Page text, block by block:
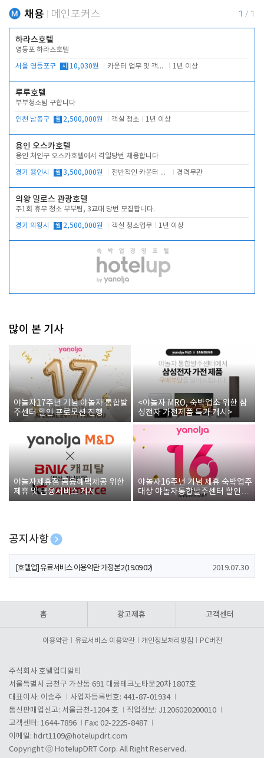
채용 메인포커스 1 / 1
하라스호텔
영등포 하라스호텔
서울 영등포구 시 10,030원 카운터 업무 및 객실관리(청소상태 확인, 객실판매) 1년 이상
루루호텔
부부청소팀 구합니다
인천 남동구 월 2,500,000원 객실 청소 1년 이상
용인 오스카호텔
용인 처인구 오스카호텔에서 격일당번 채용합니다
경기 용인시 월 3,500,000원 전반적인 카운터 업무 경력무관
의왕 밀로스 관광호텔
주1회 휴무 청소 부부팀, 3교대 당번 모집합니다.
경기 의왕시 월 2,500,000원 객실 청소업무 1년 이상
많이 본 기사
야놀자17주년 기념 야놀자 통합발
주센터 할인 프로모션 진행
<야놀자 MRO, 숙박업소 위한 삼
성전자 가전제품 특가 개시>
야놀자제휴점 금융혜택제공 위한
제휴 및 금융서비스 게시
야놀자16주년 기념 제휴 숙박업주
대상 야놀자통합발주센터 할인쿠
폰 증정
공지사항
[호텔업] 개인정보 처리방침 개정본1 (19.09.02)
[호텔업] 유료서비스 이용약관 개정본2 (19.09.02) 2019.07.30
홈 광고제휴 고객센터
이용약관 유료서비스 이용약관 개인정보처리방침 PC버전
주식회사 호텔업디알티
서울특별시 금천구 가산동 691 대륭테크노타운20차 1807호
대표이사: 이송주
사업자등록번호: 441-87-01934
통신판매업신고: 서울금천-1204 호
직업정보: J1206020200010
고객센터: 1644-7896
Fax: 02-2225-8487
이메일: hdrt1109@hotelupdrt.com
Copyright ⓒ HotelupDRT Corp. All Right Reserved.